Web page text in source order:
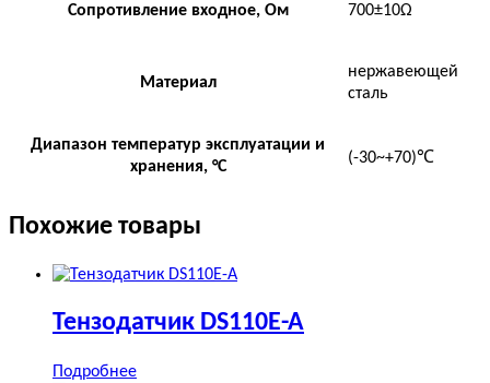
Сопротивление входное, Ом 700±10Ω
Материал
нержавеющей
сталь
Диапазон температур эксплуатации и
хранения, °С
(-30~+70)℃
Похожие товары
Тензодатчик DS110E-A
Подробнее